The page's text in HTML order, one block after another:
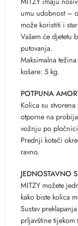
umu udobnost –
može koristiti i
Vašem će djetetu
putovanja.
Maksimalna
košare: 5 kg.
POTPUNA
Kolica su
otporne na
vožnju po
Prednji kotači
ravno.
JEDNOSTAVNO
MITZY možete
kako biste kolica
Sustav
prljavštine tijekom